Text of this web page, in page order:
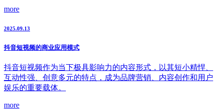
more
2025.09.13
抖音短视频的商业应用模式
抖音短视频作为当下极具影响力的内容形式，以其短小精悍、
互动性强、创意多元的特点，成为品牌营销、内容创作和用户
娱乐的重要载体。
more